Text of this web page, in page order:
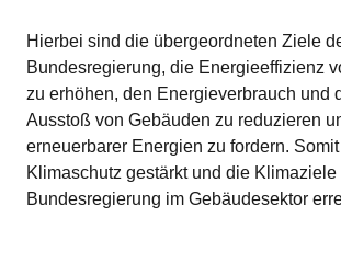
Hierbei sind die übergeordneten Ziele
Bundesregierung, die Energieeffizienz
zu erhöhen, den Energieverbrauch und
Ausstoß von Gebäuden zu reduzieren
erneuerbarer Energien zu fordern.
Klimaschutz gestärkt und die Klimaziele
Bundesregierung im Gebäudesektor